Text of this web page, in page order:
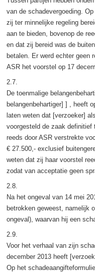
van de schadevergoeding.
zij ter minnelijke regeling
aan te bieden, bovenop de
en dat zij bereid was de
betalen. Er werd echter geen
ASR het voorstel op 17
2.7.
De toenmalige
belangenbehartiger] ] , heeft
laten weten dat [verzoeker]
voorgesteld de zaak definitief
reeds door ASR verstrekte
€ 27.500,- exclusief
weten dat zij haar voorstel
zodat van acceptatie geen
2.8.
Na het ongeval van 14 mei
betrokken geweest, namelijk
ongeval), waarvan hij een
2.9.
Voor het verhaal van zijn
december 2013 heeft
Op het